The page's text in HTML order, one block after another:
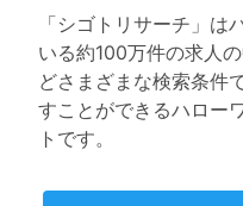
「シゴトリサーチ」は
いる約100万件の求人
どさまざまな検索条件
すことができるハロー
トです。